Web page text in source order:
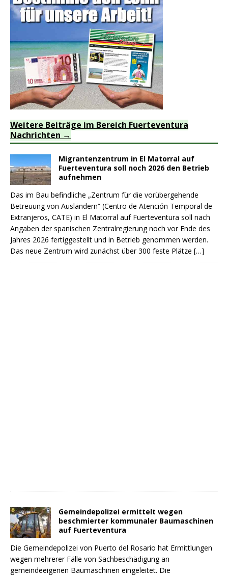
Weitere Beiträge im Bereich Fuerteventura
Nachrichten
Migrantenzentrum in El Matorral auf
Fuerteventura soll noch 2026 den Betrieb
aufnehmen
Das im Bau befindliche „Zentrum für die vorübergehende
Betreuung von Ausländern“ (Centro de Atención Temporal de
Extranjeros, CATE) in El Matorral auf Fuerteventura soll nach
Angaben der spanischen Zentralregierung noch vor Ende des
Jahres 2026 fertiggestellt und in Betrieb genommen werden.
Das neue Zentrum wird zunächst über 300 feste Plätze […]
Gemeindepolizei ermittelt wegen
beschmierter kommunaler Baumaschinen
auf Fuerteventura
Die Gemeindepolizei von Puerto del Rosario hat Ermittlungen
wegen mehrerer Fälle von Sachbeschädigung an
gemeindeeigenen Baumaschinen eingeleitet. Die